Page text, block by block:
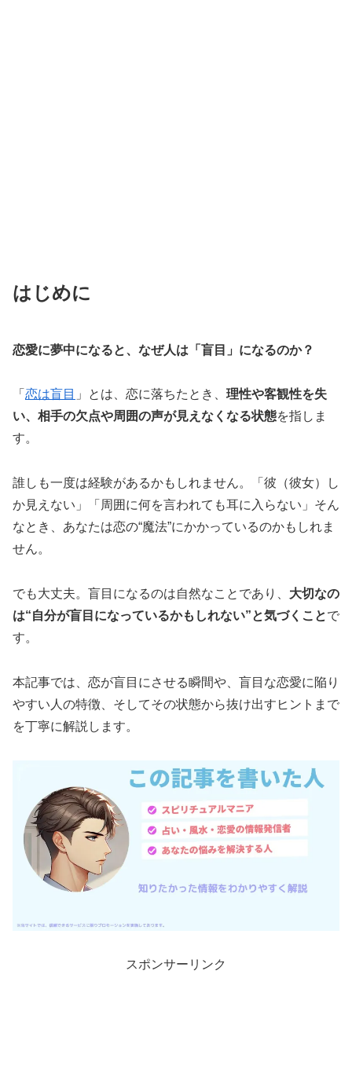
はじめに
恋愛に夢中になると、なぜ人は「盲目」になるのか？
「 恋は盲目 」とは、恋に落ちたとき、 理性や客観性を失
い、相手の欠点や周囲の声が見えなくなる状態を指しま
す。
誰しも一度は経験があるかもしれません。「彼（彼女）し
か見えない」「周囲に何を言われても耳に入らない」そん
なとき、あなたは恋の“魔法”にかかっているのかもしれま
せん。
でも大丈夫。盲目になるのは自然なことであり、 大切なの
は“自分が盲目になっているかもしれない”と気づくことで
す。
本記事では、恋が盲目にさせる瞬間や、盲目な恋愛に陥り
やすい人の特徴、そしてその状態から抜け出すヒントまで
を丁寧に解説します。
スポンサーリンク